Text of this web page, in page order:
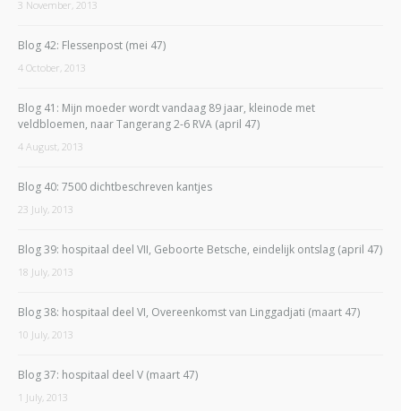
3 November, 2013
Blog 42: Flessenpost (mei 47)
4 October, 2013
Blog 41: Mijn moeder wordt vandaag 89 jaar, kleinode met
veldbloemen, naar Tangerang 2-6 RVA (april 47)
4 August, 2013
Blog 40: 7500 dichtbeschreven kantjes
23 July, 2013
Blog 39: hospitaal deel VII, Geboorte Betsche, eindelijk ontslag (april 47)
18 July, 2013
Blog 38: hospitaal deel VI, Overeenkomst van Linggadjati (maart 47)
10 July, 2013
Blog 37: hospitaal deel V (maart 47)
1 July, 2013